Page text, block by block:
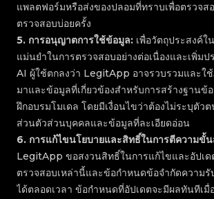
แพลตฟอร์มหรือส่งของปลอมที่ทราบเพื่อตรวจส
ตรวจสอบบ่อยครั้ง
5. การอนุญาตการใช้ข้อมูล: เพื่อวัตถุประสงค์ใ
แม่นยำในการตรวจสอบอย่างต่อเนื่องและเพิ่ม
AI ผู้ใช้ตกลงว่า LegitApp อาจรวบรวมและใ
มาและข้อมูลที่เกี่ยวข้องสำหรับการสร้างฐานข้
ฝึกอบรมโมเดล โดยมีเงื่อนไขว่าต้องไม่ระบุตัว
ส่วนตัวส่วนบุคคลและข้อมูลที่ละเอียดอ่อน
6. การแก้ไขนโยบายและสิทธิ์ในการตีความขั้
LegitApp ขอสงวนสิทธิ์ในการแก้ไขและอัปเด
ตรวจสอบเหล่านี้และข้อกำหนดข้อจำกัดความรั
ได้ตลอดเวลา ข้อกำหนดที่อัปเดตจะมีผลทันทีเมื่